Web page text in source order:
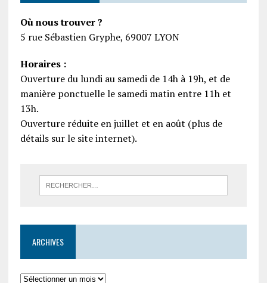
Où nous trouver ?
5 rue Sébastien Gryphe, 69007 LYON
Horaires :
Ouverture du lundi au samedi de 14h à 19h, et de
manière ponctuelle le samedi matin entre 11h et
13h.
Ouverture réduite en juillet et en août (plus de
détails sur le site internet).
ARCHIVES